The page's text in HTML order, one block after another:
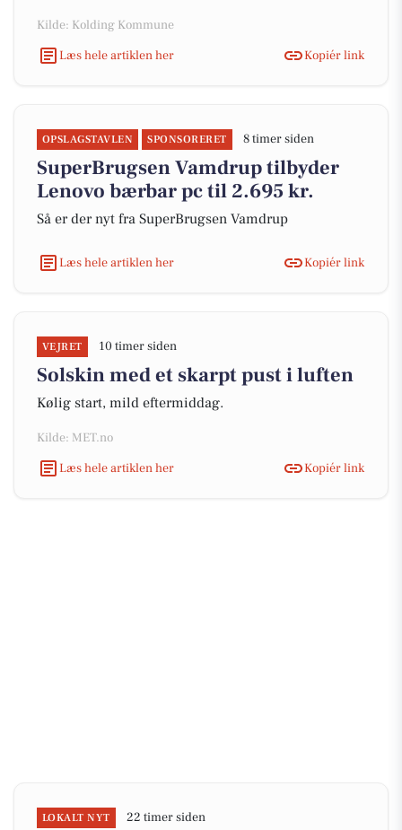
Kilde: Kolding Kommune
Læs hele artiklen her
Kopiér link
OPSLAGSTAVLEN SPONSORERET 8 timer siden
SuperBrugsen Vamdrup tilbyder
Lenovo bærbar pc til 2.695 kr.
Så er der nyt fra SuperBrugsen Vamdrup
Læs hele artiklen her Kopiér link
VEJRET 10 timer siden
Solskin med et skarpt pust i luften
Kølig start, mild eftermiddag.
Kilde: MET.no
Læs hele artiklen her
Kopiér link
LOKALT NYT 22 timer siden